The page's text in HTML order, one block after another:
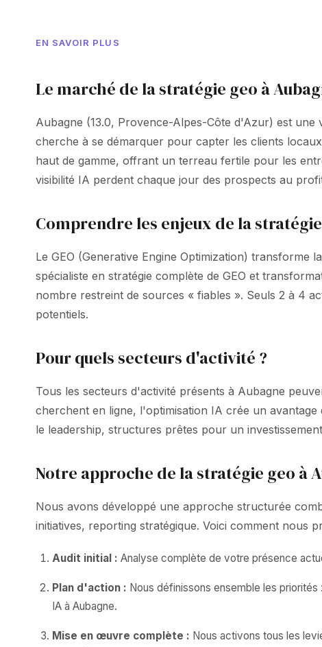
EN SAVOIR PLUS
Le marché de la stratégie geo à
Aubagne (13.0, Provence-Alpes-Côte d'Azur) est
cherche à se démarquer pour capter les clients
haut de gamme, offrant un terreau fertile pour les
visibilité IA perdent chaque jour des prospects au
Comprendre les enjeux de la
Le GEO (Generative Engine Optimization) transforme
spécialiste en stratégie complète de GEO et
nombre restreint de sources « fiables ». Seuls 2 à 4
potentiels.
Pour quels secteurs d'activité ?
Tous les secteurs d'activité présents à Aubagne
cherchent en ligne, l'optimisation IA crée un
le leadership, structures prêtes pour un
Notre approche de la stratégie geo à
Nous avons développé une approche structurée
initiatives, reporting stratégique. Voici comment nous
Audit initial : Analyse complète de votre présence
Plan d'action : Nous définissons ensemble les
IA à Aubagne.
Mise en œuvre complète : Nous activons tous les